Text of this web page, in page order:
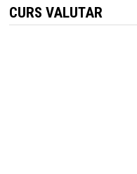
CURS VALUTAR